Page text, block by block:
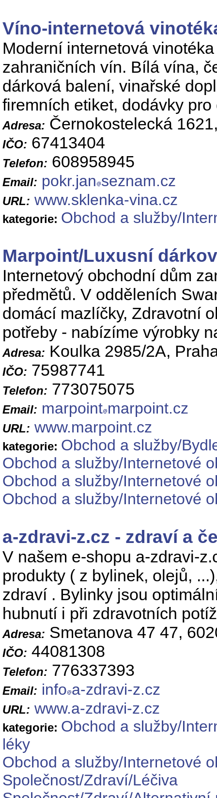
Víno-internetová
Moderní internetová
zahraničních vín. Bílá vína,
dárková balení, vinařské
firemních etiket, dodávky
Adresa: Černokostelecká
IČO: 67413404
Telefon: 608958945
Email: pokr.jan seznam.cz
URL: www.sklenka-vina.cz
kategorie: Obchod a služby/
Marpoint/Luxusní
Internetový obchodní dům
předmětů. V odděleních
domácí mazlíčky, Zdravotní
potřeby - nabízíme výrobky
Adresa: Koulka 2985/2A,
IČO: 75987741
Telefon: 773075075
Email: marpoint marpoint.cz
URL: www.marpoint.cz
kategorie: Obchod a služby/
Obchod a služby/Internetové
Obchod a služby/Internetové
Obchod a služby/Internetové
a-zdravi-z.cz - zdraví a
V našem e-shopu a-zdravi-
produkty ( z bylinek, olejů,
zdraví . Bylinky jsou
hubnutí i při zdravotních
Adresa: Smetanova 47 47,
IČO: 44081308
Telefon: 776337393
Email: info a-zdravi-z.cz
URL: www.a-zdravi-z.cz
kategorie: Obchod a služby/
léky
Obchod a služby/Internetové
Společnost/Zdraví/Léčiva